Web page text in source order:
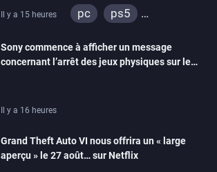
Il y a 15 heures pc
ps5
ios
android
xbox one
switch 2
Sony commence à afficher un message
concernant l’arrêt des jeux physiques sur le
Il y a 16 heures
Grand Theft Auto VI nous offrira un « large
aperçu » le 27 août… sur Netflix